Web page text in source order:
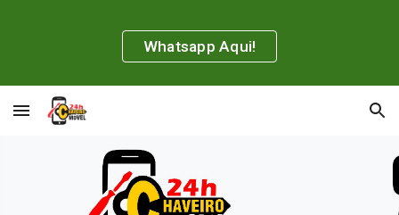
Skip to main content Skip to navigation
Whatsapp Aqui!